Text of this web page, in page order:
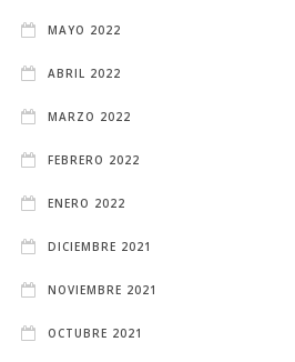
MAYO 2022
ABRIL 2022
MARZO 2022
FEBRERO 2022
ENERO 2022
DICIEMBRE 2021
NOVIEMBRE 2021
OCTUBRE 2021